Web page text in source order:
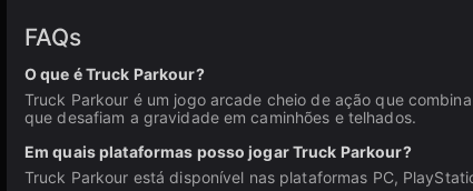
FAQs
O que é Truck Parkour?
Truck Parkour é um jogo arcade cheio de ação que
que desafiam a gravidade em caminhões e telhados.
Em quais plataformas posso jogar Truck Parkour?
Truck Parkour está disponível nas plataformas PC,